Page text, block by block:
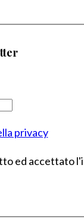
privacy
ed accettato